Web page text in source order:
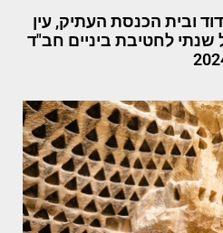
ובית הכנסת העתיק, עין
שנתי לחטיבת ביניים חב"ד